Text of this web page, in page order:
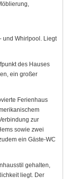
und Whirlpool. Liegt
des Hauses
ein großer
Ferienhaus
zur
sowie zwei
ein Gäste-WC
gehalten,
liegt. Der